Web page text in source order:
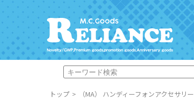
トップ （MA） ハンディーフォンアクセサリー